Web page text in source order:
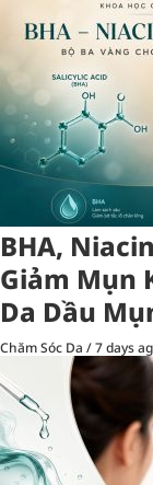
BHA,
Giảm Mụn
Da Dầu
Chăm Sóc Da /7 days